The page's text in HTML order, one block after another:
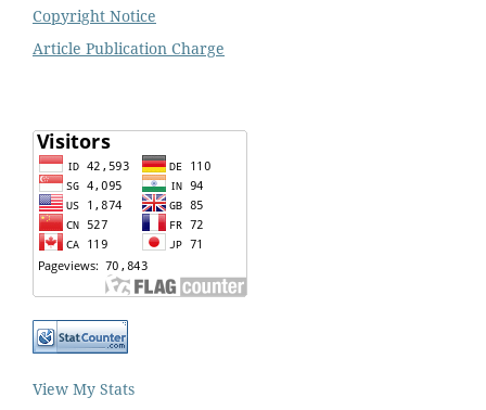
Copyright Notice
Article Publication Charge
View My Stats